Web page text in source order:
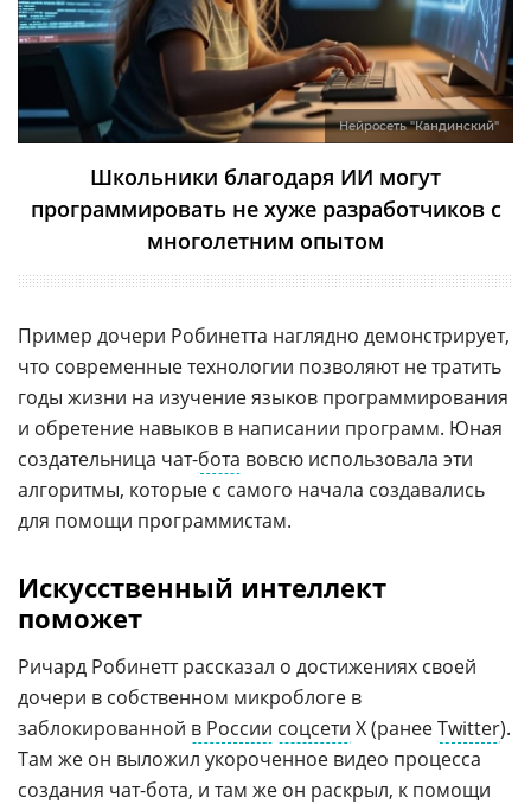
Нейросеть "Кандинский"
Школьники благодаря ИИ могут
программировать не хуже разработчиков с
многолетним опытом
Пример дочери Робинетта наглядно демонстрирует,
что современные технологии позволяют не тратить
годы жизни на изучение языков программирования
и обретение навыков в написании программ. Юная
создательница чат-бота вовсю использовала эти
алгоритмы, которые с самого начала создавались
для помощи программистам.
Искусственный интеллект
поможет
Ричард Робинетт рассказал о достижениях своей
дочери в собственном микроблоге в
заблокированной в России соцсети Х (ранееTwitter).
Там же он выложил укороченное видео процесса
создания чат-бота, и там же он раскрыл, к помощи